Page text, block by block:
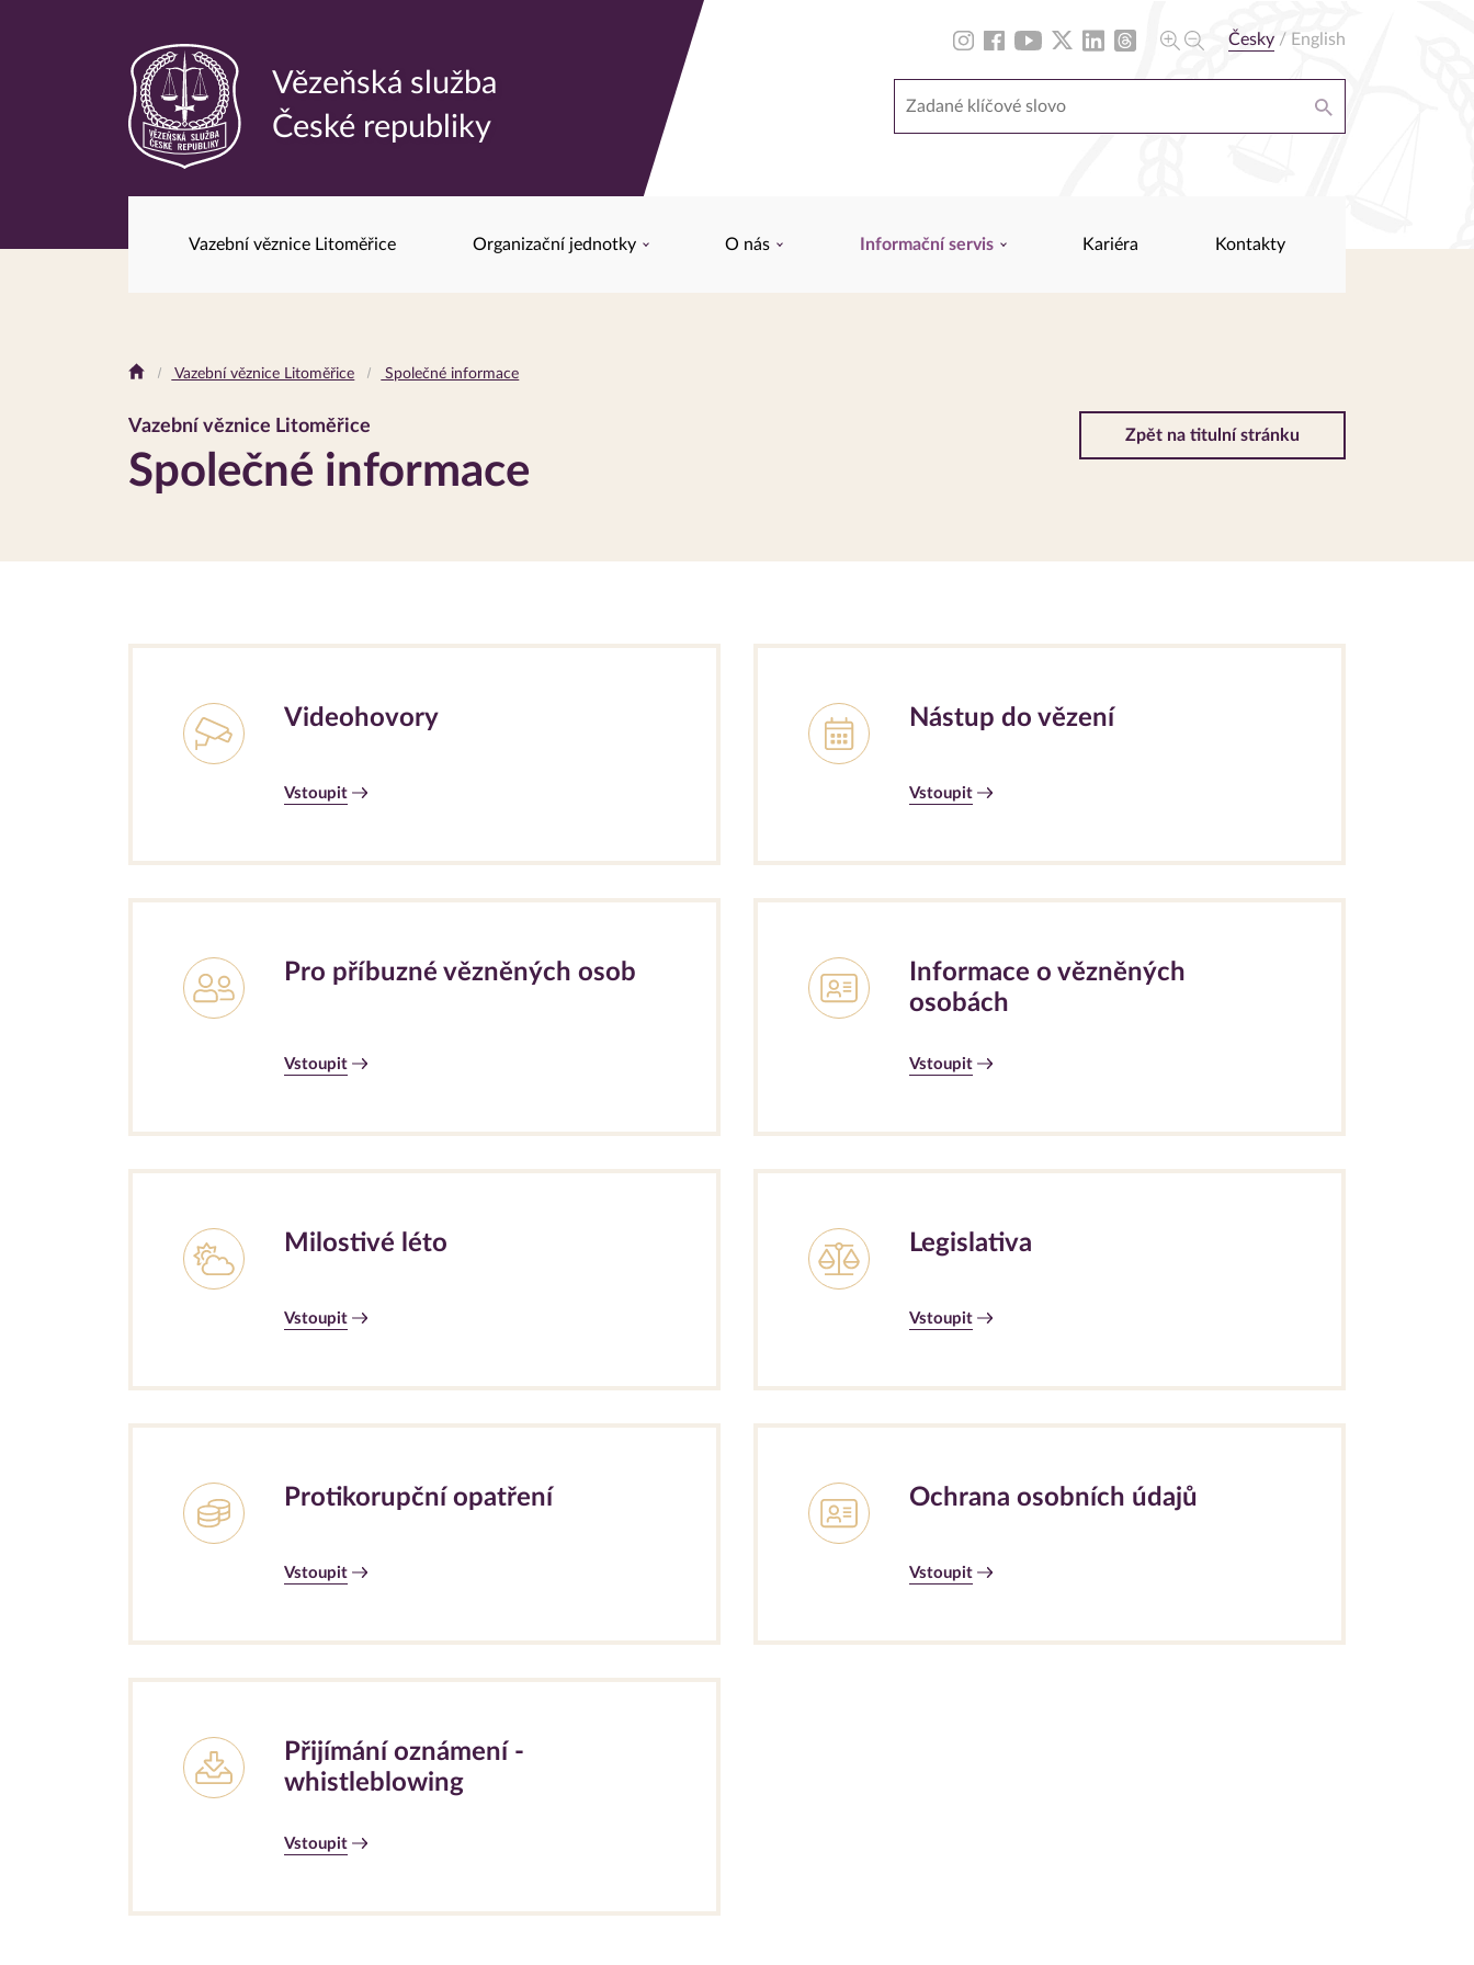
Česky / English
Odkaz
na
Vězeňská služba
České republiky
Vazební věznice Litoměřice Organizační jednotky O nás Informační servis Kariéra Kontakty
Drobečková
Vazební věznice Litoměřice Společné informace
Vazební věznice Litoměřice
Společné informace
Zpět na titulní stránku
Videohovory
Vstoupit
Nástup do vězení
Vstoupit
Pro příbuzné vězněných osob
Vstoupit
Informace o vězněných
osobách
Vstoupit
Milostivé léto
Vstoupit
Legislativa
Vstoupit
Protikorupční opatření
Vstoupit
Ochrana osobních údajů
Vstoupit
Přijímání oznámení -
whistleblowing
Vstoupit